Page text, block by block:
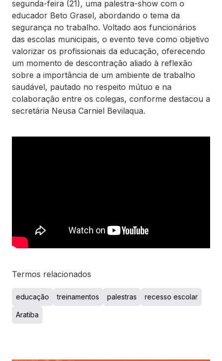
segunda-feira (21), uma palestra-show com o
educador Beto Grasel, abordando o tema da
segurança no trabalho. Voltado aos funcionários
das escolas municipais, o evento teve como objetivo
valorizar os profissionais da educação, oferecendo
um momento de descontração aliado à reflexão
sobre a importância de um ambiente de trabalho
saudável, pautado no respeito mútuo e na
colaboração entre os colegas, conforme destacou a
secretária Neusa Carniel Bevilaqua.
Termos relacionados
educação treinamentos palestras recesso escolar
Aratiba